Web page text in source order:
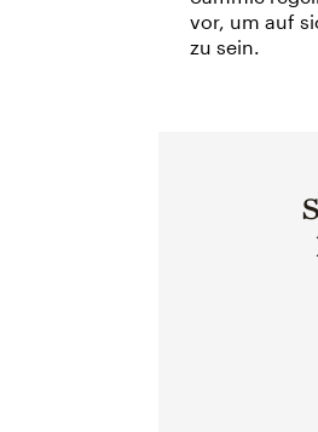
vor, um auf
zu sein.